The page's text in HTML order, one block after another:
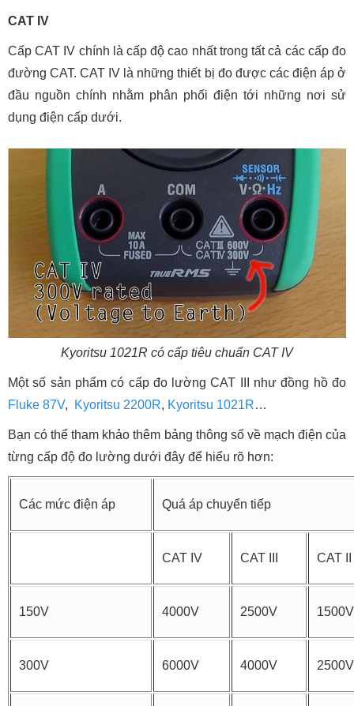
CAT IV
Cấp CAT IV chính là cấp độ cao nhất trong tất cả các cấp đo
đường CAT. CAT IV là những thiết bị đo được các điện áp ở
đầu nguồn chính nhằm phân phối điện tới những nơi sử
dụng điện cấp dưới.
Kyoritsu 1021R có cấp tiêu chuẩn CAT IV
Một số sản phẩm có cấp đo lường CAT III như đồng hồ đo
Fluke 87V, Kyoritsu 2200R, Kyoritsu 1021R…
Bạn có thể tham khảo thêm bảng thông số về mạch điện của
từng cấp độ đo lường dưới đây để hiểu rõ hơn:
Các mức điện áp Quá áp chuyển tiếp
CAT IV CAT III CAT II
150V 4000V 2500V 1500V
300V 6000V 4000V 2500V